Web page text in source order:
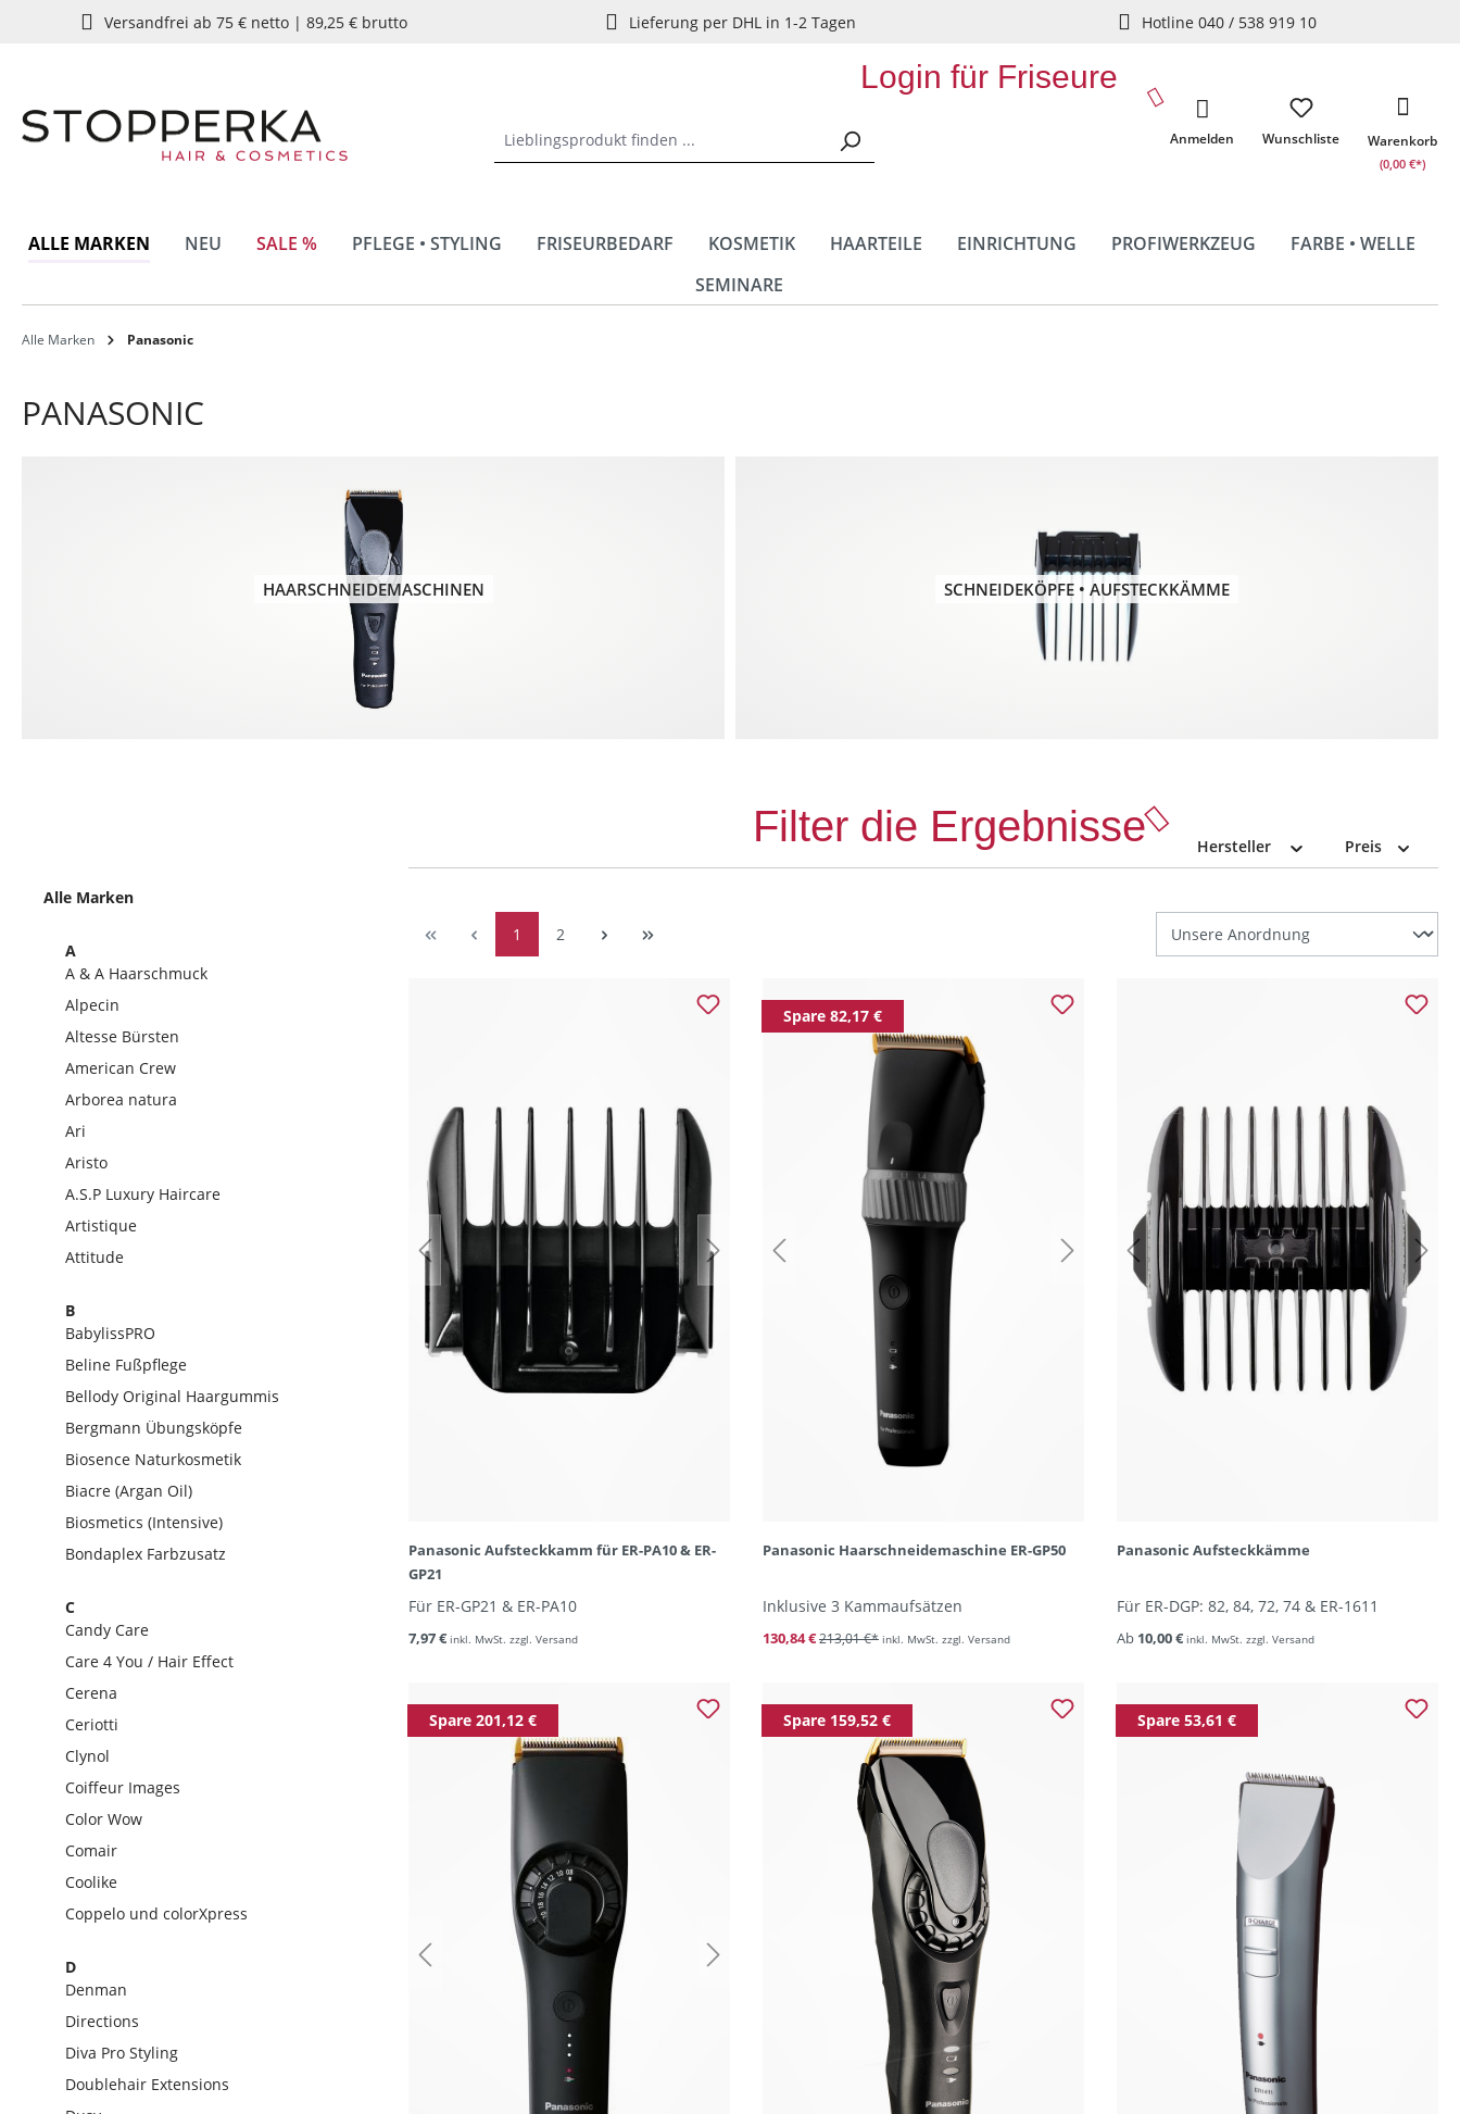
Zur Hauptnavigation springen
Versandfrei ab 75 € netto | 89,25 € brutto Lieferung per DHL in 1-2 Tagen Hotline 040 / 538 919 10
Login für Friseure
Wunschliste
Anmelden Warenkorb
(0,00 €*)
ALLE MARKEN NEU SALE % PFLEGE • STYLING FRISEURBEDARF KOSMETIK HAARTEILE EINRICHTUNG PROFIWERKZEUG
FARBE • WELLE
SEMINARE
Alle Marken Panasonic
PANASONIC
HAARSCHNEIDEMASCHINEN SCHNEIDEKÖPFE • AUFSTECKKÄMME
Alle Marken
A
A & A Haarschmuck
Alpecin
Altesse Bürsten
American Crew
Arborea natura
Ari
Aristo
A.S.P Luxury Haircare
Artistique
Attitude
B
BabylissPRO
Beline Fußpflege
Bellody Original Haargummis
Bergmann Übungsköpfe
Biosence Naturkosmetik
Biacre (Argan Oil)
Biosmetics (Intensive)
Bondaplex Farbzusatz
C
Candy Care
Care 4 You / Hair Effect
Cerena
Ceriotti
Clynol
Coiffeur Images
Color Wow
Comair
Coolike
Coppelo und colorXpress
D
Denman
Directions
Diva Pro Styling
Doublehair Extensions
Filter die Ergebnisse Hersteller Preis
1 2
Panasonic Aufsteckkamm für ER-PA10 & ER-
GP21
Für ER-GP21 & ER-PA10
7,97 € inkl. MwSt. zzgl. Versand
Spare 82,17 €
Panasonic Haarschneidemaschine ER-GP50
Inklusive 3 Kammaufsätzen
130,84 €213,01 €* inkl. MwSt. zzgl. Versand
Panasonic Aufsteckkämme
Für ER-DGP: 82, 84, 72, 74 & ER-1611
Ab 10,00 € inkl. MwSt. zzgl. Versand
Spare 201,12 € Spare 159,52 € Spare 53,61 €